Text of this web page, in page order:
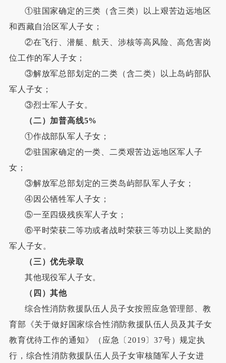
①驻国家确定的三类（含三类）以上艰苦边远地区
和西藏自治区军人子女；
②在飞行、潜艇、航天、涉核等高风险、高危害岗
位工作的军人子女；
③解放军总部划定的二类（含二类）以上岛屿部队
军人子女；
③烈士军人子女。
（二）加普高线5%
①作战部队军人子女；
②驻国家确定的一类、二类艰苦边远地区军人子
女；
③解放军总部划定的三类岛屿部队军人子女；
④因公牺牲军人子女；
⑤一至四级残疾军人子女；
⑥平时荣获二等功或者战时荣获三等功以上奖励的
军人子女。
（三）优先录取
其他现役军人子女。
（四）其他
综合性消防救援队伍人员子女按照应急管理部、教
育部《关于做好国家综合性消防救援队伍人员及其子女
教育优待工作的通知》（应急〔2019〕37号）规定执
行，综合性消防救援队伍人员子女审核随军人子女进